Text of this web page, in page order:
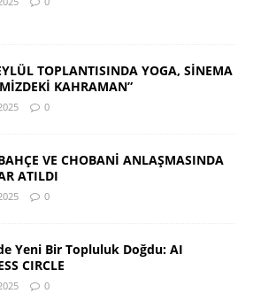
TOPLANTISINDA YOGA, SİNEMA
KAHRAMAN”
0
VE CHOBANİ ANLAŞMASINDA
ATILDI
0
Yeni Bir Topluluk Doğdu: AI
CIRCLE
0